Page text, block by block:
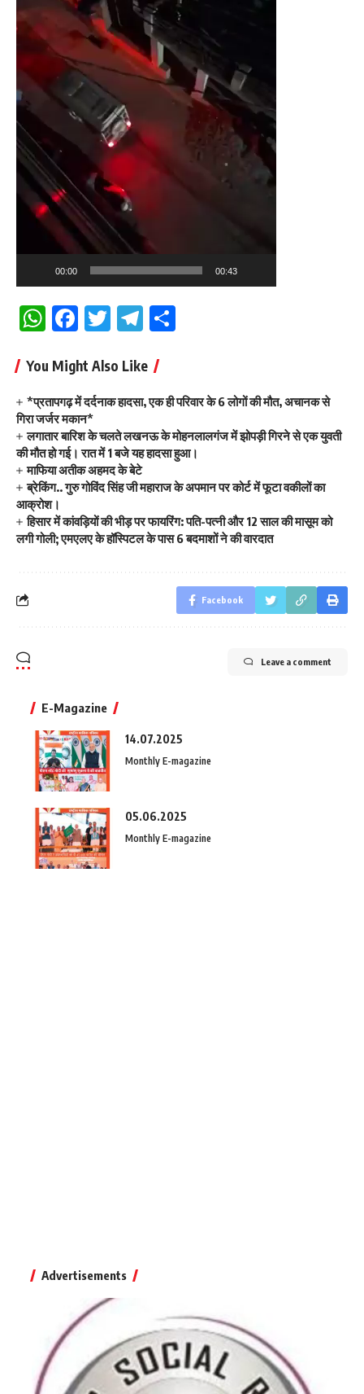
00:00 00:43
WhatsApp
Facebook
TwitterTelegram
You Might Also Like
*प्रतापगढ़ में दर्दनाक हादसा, एक ही परिवार के 6 लोगों की मौत, अचानक से
गिरा जर्जर मकान*
लगातार बारिश के चलते लखनऊ के मोहनलालगंज में झोपड़ी गिरने से एक युवती
की मौत हो गई। रात में 1 बजे यह हादसा हुआ।
माफिया अतीक अहमद के बेटे
ब्रेकिंग.. गुरु गोविंद सिंह जी महाराज के अपमान पर कोर्ट में फूटा वकीलों का
आक्रोश।
हिसार में कांवड़ियों की भीड़ पर फायरिंग: पति-पत्नी और 12 साल की मासूम को
लगी गोली; एमएलए के हॉस्पिटल के पास 6 बदमाशों ने की वारदात
Facebook
Leave a comment
E-Magazine
14.07.2025
Monthly E-magazine
05.06.2025
Monthly E-magazine
Advertisements